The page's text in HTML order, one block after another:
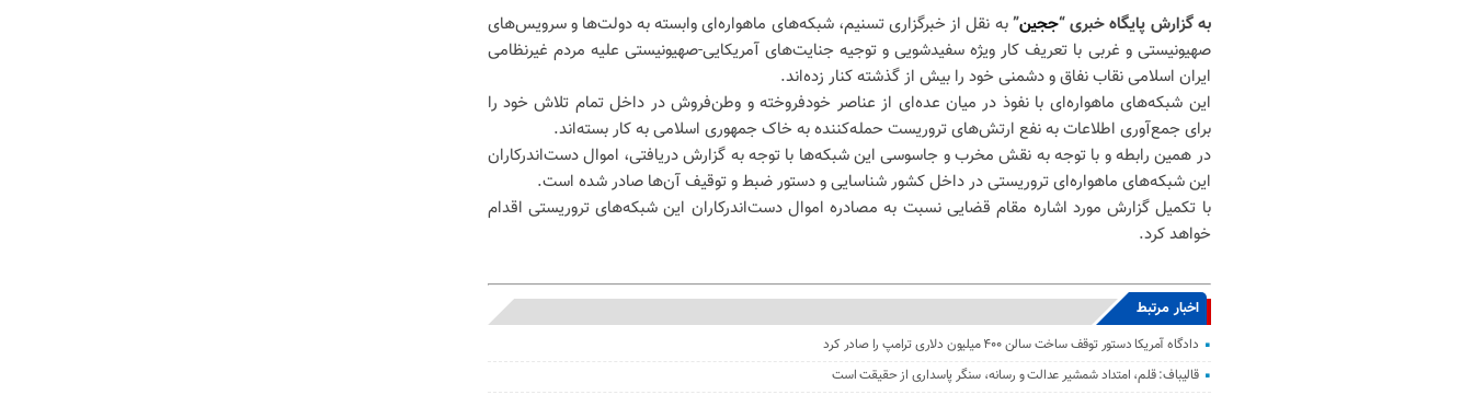
به گزارش پایگاه خبری “ججین”به نقل از خبرگزاری تسنیم، شبکه‌های ماهواره‌ای وابسته به دولت‌ها و سرویس‌های
صهیونیستی و غربی با تعریف کار ویژه‌ سفیدشویی و توجیه جنایت‌های آمریکایی-صهیونیستی علیه مردم غیرنظامی
ایران اسلامی نقاب نفاق و دشمنی خود را بیش از گذشته کنار زده‌اند.
این شبکه‌های ماهواره‌ای با نفوذ در میان عده‌ای از عناصر خودفروخته و وطن‌فروش در داخل تمام تلاش خود را
برای جمع‌آوری اطلاعات به نفع ارتش‌های تروریست حمله‌کننده به خاک جمهوری اسلامی به کار بسته‌اند.
در همین رابطه و با توجه به نقش مخرب و جاسوسی این شبکه‌ها با توجه به گزارش دریافتی، اموال دست‌اندرکاران
این شبکه‌های ماهواره‌ای تروریستی در داخل کشور شناسایی و دستور ضبط و توقیف آن‌ها صادر شده است.
با تکمیل گزارش مورد اشاره مقام قضایی نسبت به مصادره اموال دست‌اندرکاران این شبکه‌های تروریستی اقدام
خواهد کرد.
اخبار مرتبط
دادگاه آمریکا دستور توقف ساخت سالن ۴۰۰ میلیون دلاری ترامپ را صادر کرد
قالیباف: قلم، امتداد شمشیر عدالت و رسانه، سنگر پاسداری از حقیقت است